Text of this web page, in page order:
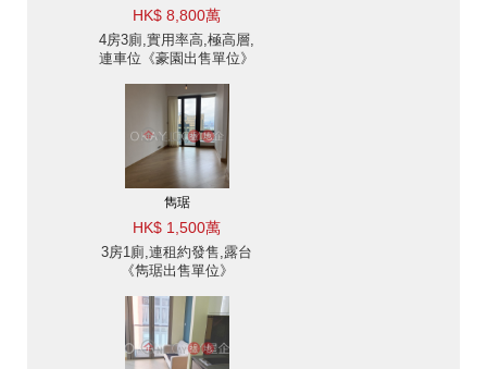
HK$ 8,800萬
4房3廁,實用率高,極高層,
連車位《豪園出售單位》
雋琚
HK$ 1,500萬
3房1廁,連租約發售,露台
《雋琚出售單位》